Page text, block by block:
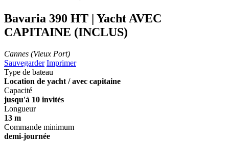
Bavaria 390 HT | Yacht AVEC
CAPITAINE (INCLUS)
Cannes (Vieux Port)
Sauvegarder Imprimer
Type de bateau
Location de yacht / avec capitaine
Capacité
jusqu'à 10 invités
Longueur
13 m
Commande minimum
demi-journée